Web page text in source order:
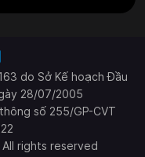
do Sở Kế hoạch Đầu
28/07/2005
số 255/GP-CVT
rights reserved